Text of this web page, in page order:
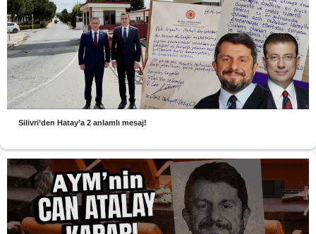
Silivri’den Hatay’a 2 anlamlı mesaj!